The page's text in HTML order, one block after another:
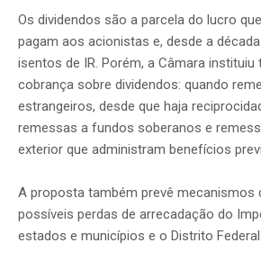
Os dividendos são a parcela do lucro
pagam aos acionistas e, desde a
isentos de IR. Porém, a Câmara
cobrança sobre dividendos: quando
estrangeiros, desde que haja
remessas a fundos soberanos e
exterior que administram benefícios
A proposta também prevê mecanismos
possíveis perdas de arrecadação do
estados e municípios e o Distrito Federal.